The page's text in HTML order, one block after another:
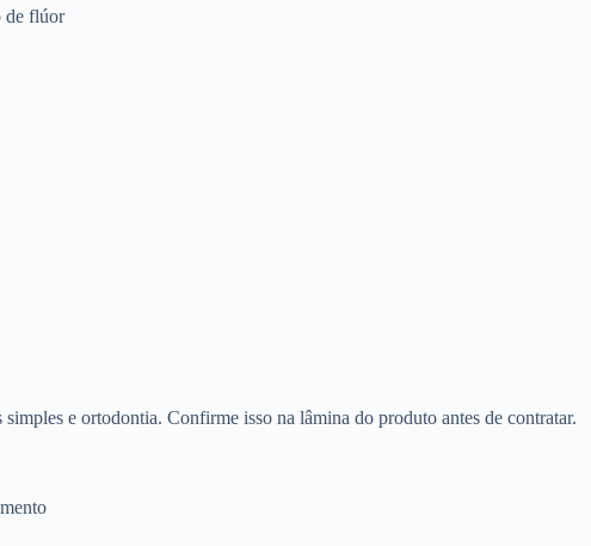
de flúor
e ortodontia. Confirme isso na lâmina do produto antes de contratar.